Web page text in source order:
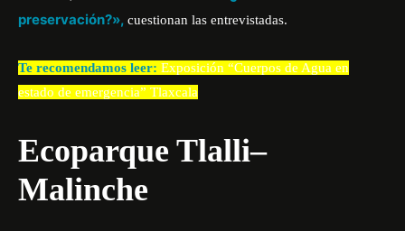
preservación?», cuestionan las entrevistadas.
Te recomendamos leer: Exposición “Cuerpos de Agua en
estado de emergencia” Tlaxcala
Ecoparque Tlalli–
Malinche